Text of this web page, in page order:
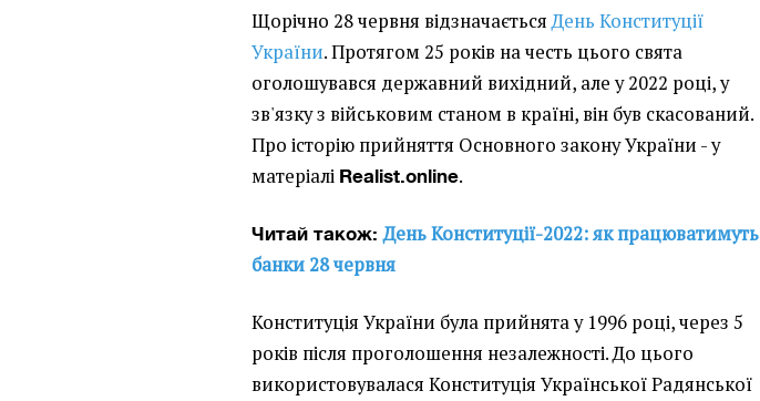
Щорічно 28 червня відзначаєтьсяДень Конституції
України. Протягом 25 років на честь цього свята
оголошувався державний вихідний, але у 2022 році, у
зв'язку з військовим станом в країні, він був скасований.
Про історію прийняття Основного закону України - у
матеріалі Realist.online.
Читай також:День Конституції-2022: як працюватимуть
банки 28 червня
Конституція України була прийнята у 1996 році, через 5
років після проголошення незалежності. До цього
використовувалася Конституція Української Радянської